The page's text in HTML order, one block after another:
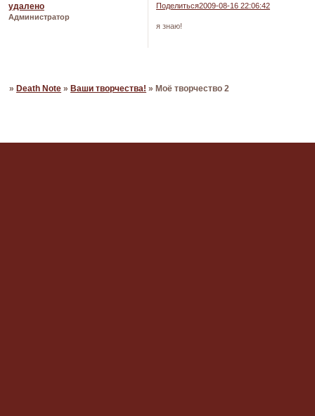
Поделиться2009-08-16 22:06:42
удалено
Администратор
я знаю!
»Death Note »Ваши творчества! »Моё творчество 2